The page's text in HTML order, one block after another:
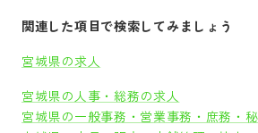
関連した項目で検索してみましょう
宮城県の求人
宮城県の人事・総務の求人
宮城県の一般事務・営業事務・庶務・